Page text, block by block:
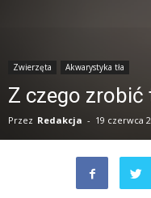
Zwierzęta Akwarystyka tła
Z czego zrobić
Przez Redakcja - 19 czerwca